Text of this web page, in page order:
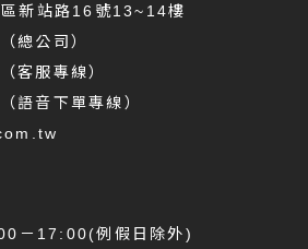
新站路16號13~14樓
（總公司）
（客服專線）
（語音下單專線）
－17:00(例假日除外)